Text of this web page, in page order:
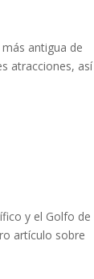
antigua de
atracciones, así
y el Golfo de
artículo sobre